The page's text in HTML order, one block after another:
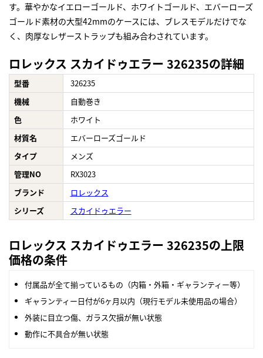
す。華やかなイエローゴールド、ホワイトゴールド、エバーローズ
ゴールド素材の大型42mmのケースには、ブレスモデルだけでな
く、肉厚なレザーストラップも組み合わされています。
ロレックス スカイドゥエラー 326235の詳細
型番
326235
機械
自動巻き
色
ホワイト
材質名
エバーローズゴールド
タイプ
メンズ
管理NO
RX3023
ブランド
ロレックス
シリーズ
スカイドゥエラー
ロレックス スカイドゥエラー 326235の上限
価格の条件
付属品が全て揃っているもの（内箱・外箱・ギャランティー等）
ギャランティー日付が6ヶ月以内（現行モデル未使用品の場合）
外装に目立つ傷、ガラス欠損が無い状態
動作に不具合が無い状態